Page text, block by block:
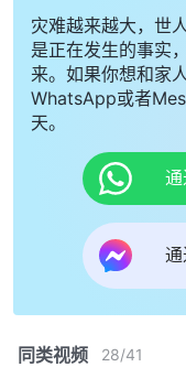
灾难越来越大，世
是正在发生的事实
来。如果你想和家
WhatsApp或者
天。
同类视频 28/41